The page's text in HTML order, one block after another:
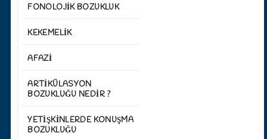
FONOLOJIK BOZUKLUK
KEKEMELIK
AFAZI
ARTIKÜLASYON
BOZUKLUĞU NEDIR ?
YETIŞKINLERDE KONUŞMA
BOZUKLUĞU